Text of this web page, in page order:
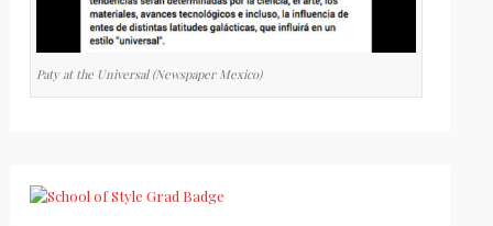
Paty at the Universal (Newspaper Mexico)